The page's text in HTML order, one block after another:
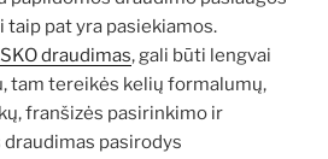
pat yra pasiekiamos.
draudimas, gali būti lengvai
tam tereikės kelių formalumų,
franšizės pasirinkimo ir
pasirodys